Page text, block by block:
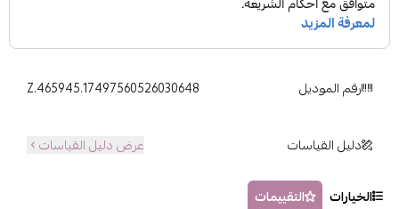
رقم الموديل Z.465945.17497560526030648
دليل القياسات عرض دليل القياسات
الخيارات
التقييمات